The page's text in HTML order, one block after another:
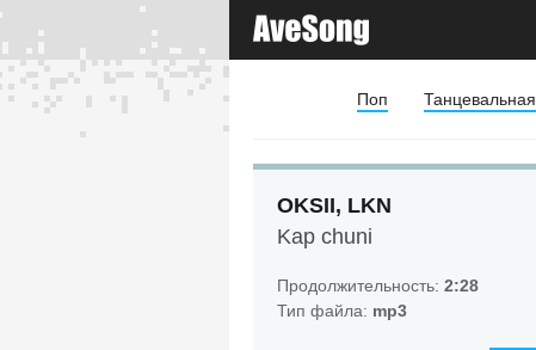
Поп Танцевальная
OKSII, LKN
Kap chuni
Продолжительность: 2:28
Тип файла: mp3